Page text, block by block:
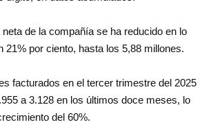
de la compañía se ha reducido en lo
21% por ciento, hasta los 5,88 millones.
facturados en el tercer trimestre del 2025
a 3.128 en los últimos doce meses, lo
del 60%.